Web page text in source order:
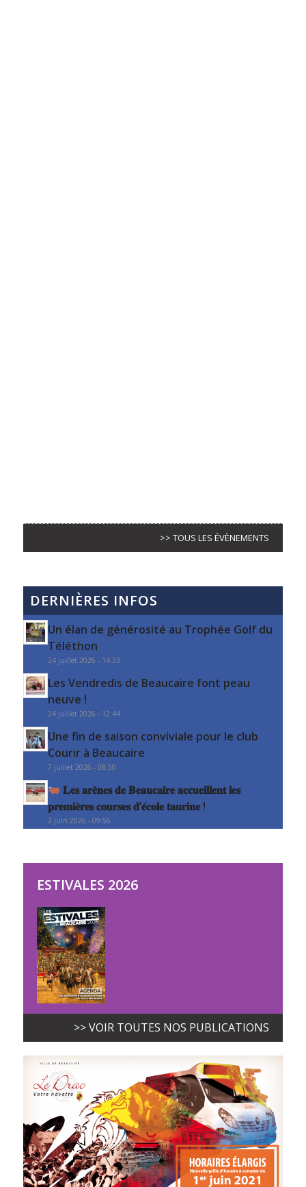
>> TOUS LES ÉVÈNEMENTS
DERNIÈRES INFOS
Un élan de générosité au Trophée Golf du
Téléthon
24 juillet 2026 - 14:33
Les Vendredis de Beaucaire font peau
neuve !
24 juillet 2026 - 12:44
Une fin de saison conviviale pour le club
Courir à Beaucaire
7 juillet 2026 - 08:50
𝐋𝐞𝐬 𝐚𝐫𝐞̀𝐧𝐞𝐬 𝐝𝐞 𝐁𝐞𝐚𝐮𝐜𝐚𝐢𝐫𝐞 𝐚𝐜𝐜𝐮𝐞𝐢𝐥𝐥𝐞𝐧𝐭 𝐥𝐞𝐬
𝐩𝐫𝐞𝐦𝐢𝐞̀𝐫𝐞𝐬 𝐜𝐨𝐮𝐫𝐬𝐞𝐬 𝐝’𝐞́𝐜𝐨𝐥𝐞 𝐭𝐚𝐮𝐫𝐢𝐧𝐞 !
2 juin 2026 - 09:56
ESTIVALES 2026
>> VOIR TOUTES NOS PUBLICATIONS